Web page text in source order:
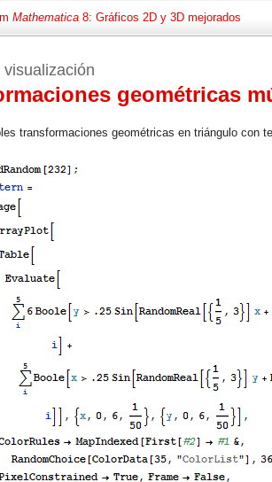
Mathematica 8: Gráficos 2D y 3D mejorados
geométricas
transformaciones geométricas en triángulo con